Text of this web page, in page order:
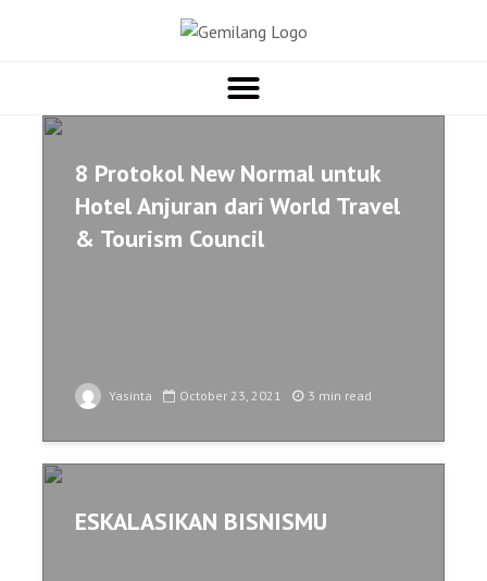
8 Protokol New Normal untuk
Hotel Anjuran dari World Travel
& Tourism Council
Yasinta October 23, 2021 3 min read
ESKALASIKAN BISNISMU